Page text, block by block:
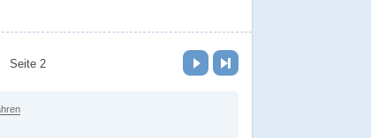
Seite 2
Vor Letzte Seite